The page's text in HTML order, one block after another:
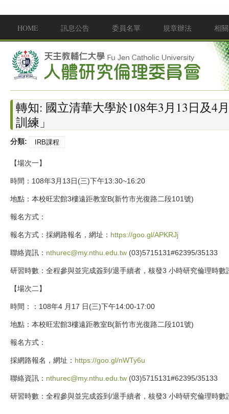
Main menu
HOME 訊息公告 委員名單 規章辦法 相
轉知: 國立清華大學於108年3月13日及4
訓練」
分類: IRB課程
【場次一】
時間：108年3月13日(三)下午13:30~16:20
地點：本校旺宏館3樓遠距教室B(新竹市光復路二段101號)
報名方式：
報名方式：採網路報名，網址： https://goo.gl/APKRJj
聯絡資訊： nthurec@my.nthu.edu.tw (03)5715131#62395/35133
研習時數：全程參與並完成簽到/退手續者，核發3 小時研究倫理時數
【場次二】
時間：：108年4 月17 日(三)下午14:00-17:00
地點：本校旺宏館3樓遠距教室B(新竹市光復路二段101號)
報名方式：
採網路報名，網址： https://goo.gl/nWTy6u
聯絡資訊： nthurec@my.nthu.edu.tw (03)5715131#62395/35133
研習時數：全程參與並完成簽到/退手續者，核發3 小時研究倫理時數